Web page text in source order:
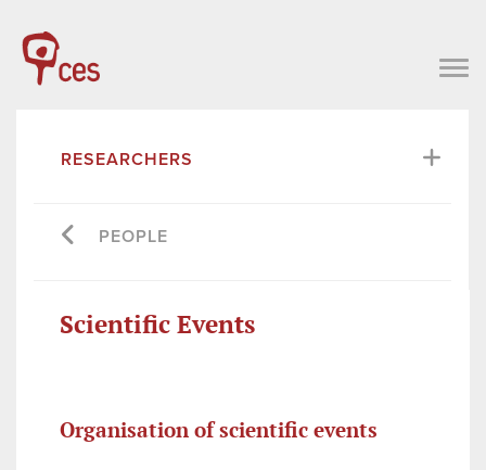
RESEARCHERS
PEOPLE
Scientific Events
Organisation of scientific events